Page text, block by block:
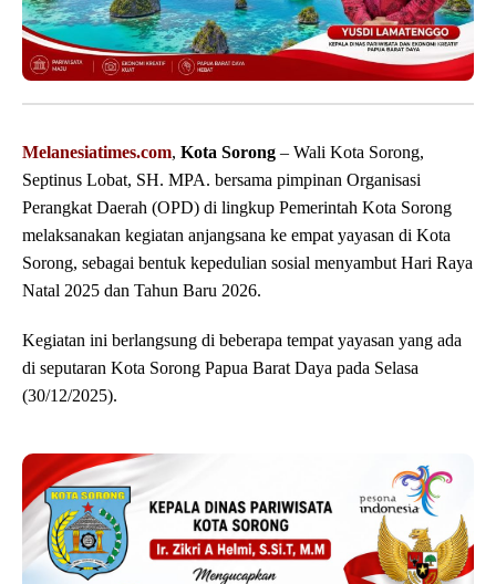
Melanesiatimes.com, Kota Sorong – Wali Kota Sorong,
Septinus Lobat, SH. MPA. bersama pimpinan Organisasi
Perangkat Daerah (OPD) di lingkup Pemerintah Kota Sorong
melaksanakan kegiatan anjangsana ke empat yayasan di Kota
Sorong, sebagai bentuk kepedulian sosial menyambut Hari Raya
Natal 2025 dan Tahun Baru 2026.
Kegiatan ini berlangsung di beberapa tempat yayasan yang ada
di seputaran Kota Sorong Papua Barat Daya pada Selasa
(30/12/2025).